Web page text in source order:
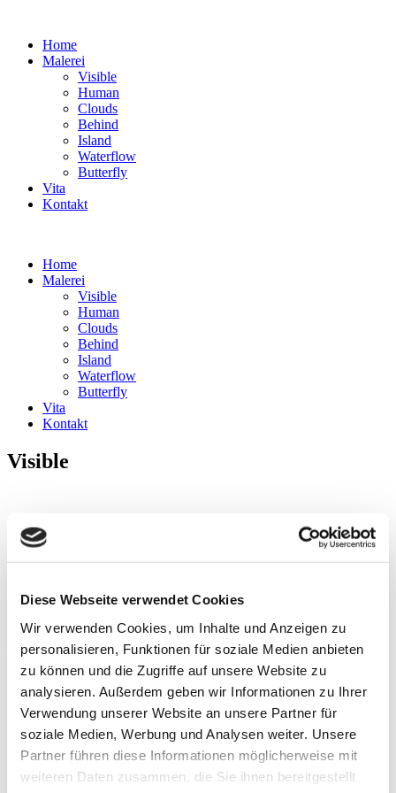
Diese Webseite verwendet Cookies
Wir verwenden Cookies, um Inhalte und Anzeigen zu
personalisieren, Funktionen für soziale Medien anbieten
zu können und die Zugriffe auf unsere Website zu
analysieren. Außerdem geben wir Informationen zu Ihrer
Verwendung unserer Website an unsere Partner für
soziale Medien, Werbung und Analysen weiter. Unsere
Partner führen diese Informationen möglicherweise mit
weiteren Daten zusammen, die Sie ihnen bereitgestellt
Home
Malerei
Visible
Human
Clouds
Behind
Island
Waterflow
Butterfly
Vita
Kontakt
Home
Malerei
Visible
Human
Clouds
Behind
Island
Waterflow
Butterfly
Vita
Kontakt
Visible
Unique180x180
Oneyear 120×120
Spring 120×120
Leave-behind 120×180